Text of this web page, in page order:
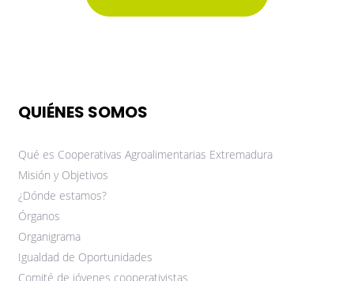
QUIÉNES SOMOS
Qué es Cooperativas Agroalimentarias Extremadura
Misión y Objetivos
¿Dónde estamos?
Órganos
Organigrama
Igualdad de Oportunidades
Comité de jóvenes cooperativistas